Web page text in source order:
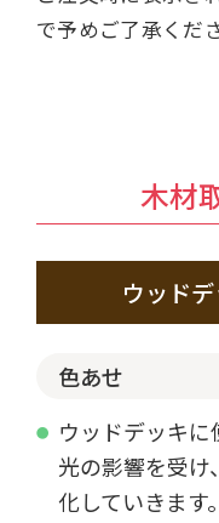
で予めご了承くだ
木材
ウッド
色あせ
ウッドデッキ
光の影響を受
化していきます